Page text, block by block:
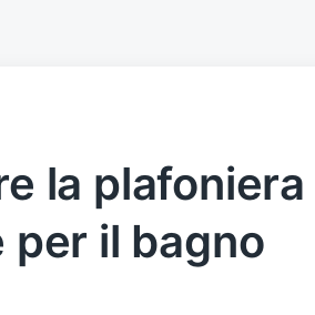
la plafoniera
per il bagno